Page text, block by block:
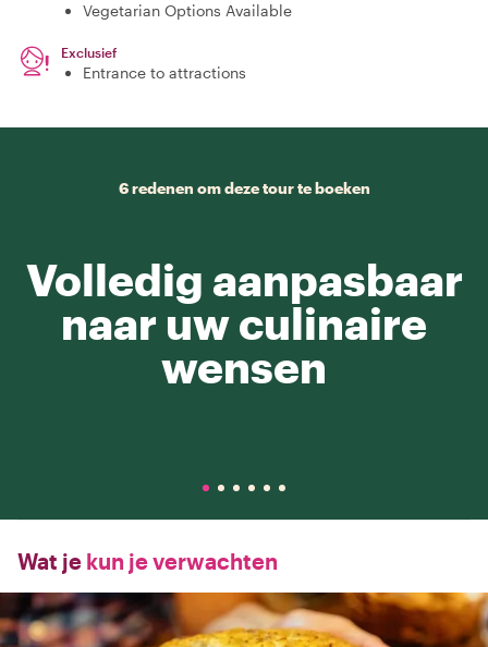
Vegetarian Options Available
Exclusief
Entrance to attractions
6 redenen om deze tour te boeken
Volledig aanpasbaar
naar uw culinaire
wensen
Wat je kun je verwachten